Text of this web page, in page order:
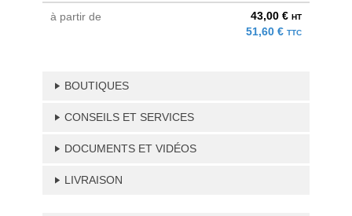
à partir de 43,00 € HT
51,60 € TTC
BOUTIQUES
CONSEILS ET SERVICES
DOCUMENTS ET VIDÉOS
LIVRAISON